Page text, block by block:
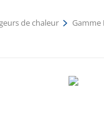
de chaleur Gamme